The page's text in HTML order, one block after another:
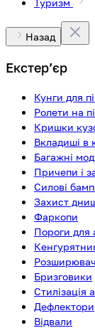
Туризм
Назад
Екстерʼєр
Кунги для
Ролети на
Кришки
Вкладиші в
Багажні
Причепи і
Силові
Захист
Фаркопи
Пороги для
Бризговики
Стилізація
Дефлектори
Відвали